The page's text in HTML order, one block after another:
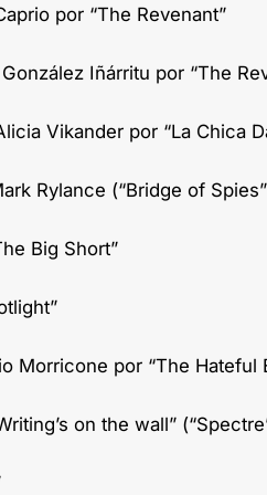
por “The Revenant”
Iñárritu por “The
Vikander por “La Chica
Rylance (“Bridge of
Big Short”
Morricone por “The Hateful
on the wall”